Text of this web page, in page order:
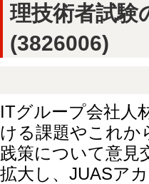
理技術者試験
(3826006)
ITグループ会社人
ける課題やこれか
践策について意見
拡大し、JUASア